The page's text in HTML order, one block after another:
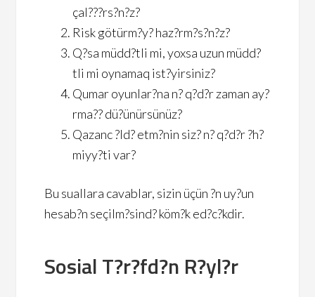
çal???rs?n?z?
Risk götürm?y? haz?rm?s?n?z?
Q?sa müdd?tli mi, yoxsa uzun müdd?
tli mi oynamaq ist?yirsiniz?
Qumar oyunlar?na n? q?d?r zaman ay?
rma?? dü?ünürsünüz?
Qazanc ?ld? etm?nin siz? n? q?d?r ?h?
miyy?ti var?
Bu suallara cavablar, sizin üçün ?n uy?un
hesab?n seçilm?sind? köm?k ed?c?kdir.
Sosial T?r?fd?n R?yl?r